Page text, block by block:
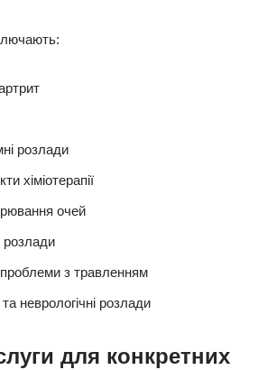
розлади
хіміотерапії
очей
розлади
з травленням
неврологічні розлади
для конкретних